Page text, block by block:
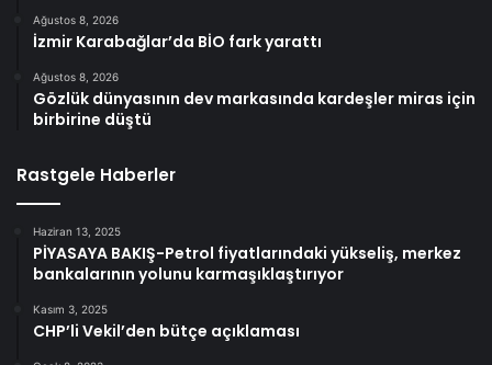
Ağustos 8, 2026
İzmir Karabağlar’da BİO fark yarattı
Ağustos 8, 2026
Gözlük dünyasının dev markasında kardeşler miras için
birbirine düştü
Rastgele Haberler
Haziran 13, 2025
PİYASAYA BAKIŞ-Petrol fiyatlarındaki yükseliş, merkez
bankalarının yolunu karmaşıklaştırıyor
Kasım 3, 2025
CHP’li Vekil’den bütçe açıklaması